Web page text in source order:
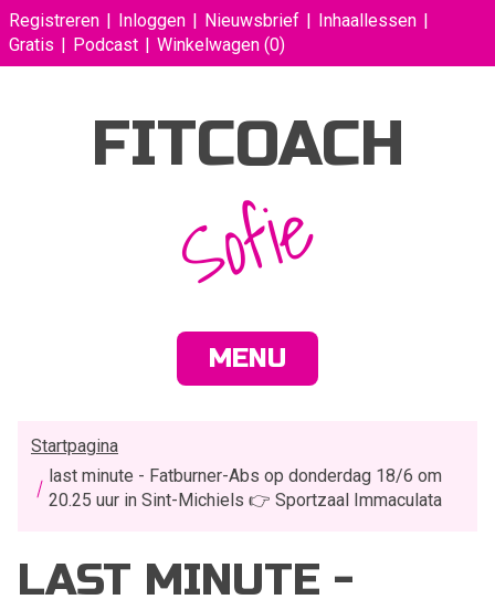
Registreren Inloggen Nieuwsbrief
Inhaallessen
Gratis
Podcast Winkelwagen (0)
FITCOACH
Sofie
MENU
Startpagina
last minute - Fatburner-Abs op donderdag 18/6 om
20.25 uur in Sint-Michiels 👉 Sportzaal Immaculata
LAST MINUTE -